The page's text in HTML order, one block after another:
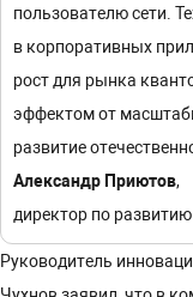
пользователю сети.
в корпоративных
рост для рынка
эффектом от
развитие
Александр Приютов,
директор по
Руководитель